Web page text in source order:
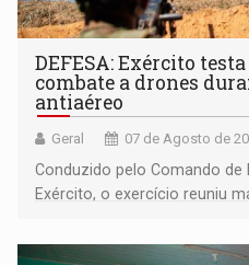
DEFESA: Exército
combate a drones
antiaéreo
Geral 07 de Agosto de
Conduzido pelo Comando de
Exército, o exercício reuniu